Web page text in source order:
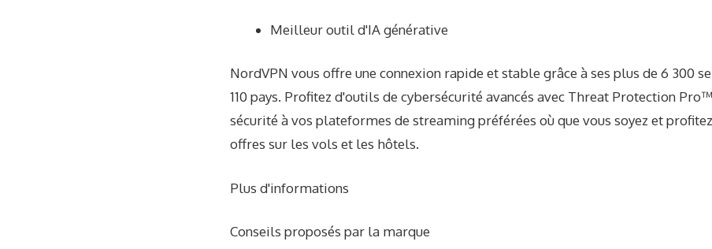
Meilleur outil d'IA générative
NordVPN vous offre une connexion rapide et stable grâce à ses plus de 6 300
110 pays. Profitez d'outils de cybersécurité avancés avec Threat Protection
sécurité à vos plateformes de streaming préférées où que vous soyez et
offres sur les vols et les hôtels.
Plus d'informations
Conseils proposés par la marque